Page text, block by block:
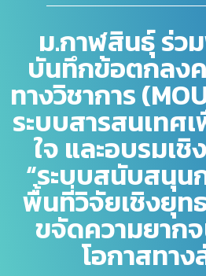
ม.กาฬสินธุ์ ร่ว
บันทึกข้อตกลง
ทางวิชาการ
ระบบสารสนเทศ
ใจ และอบรมเ
“ระบบสนับสนุน
พื้นที่วิจัยเชิงยุท
ขจัดความยาก
โอกาสทา